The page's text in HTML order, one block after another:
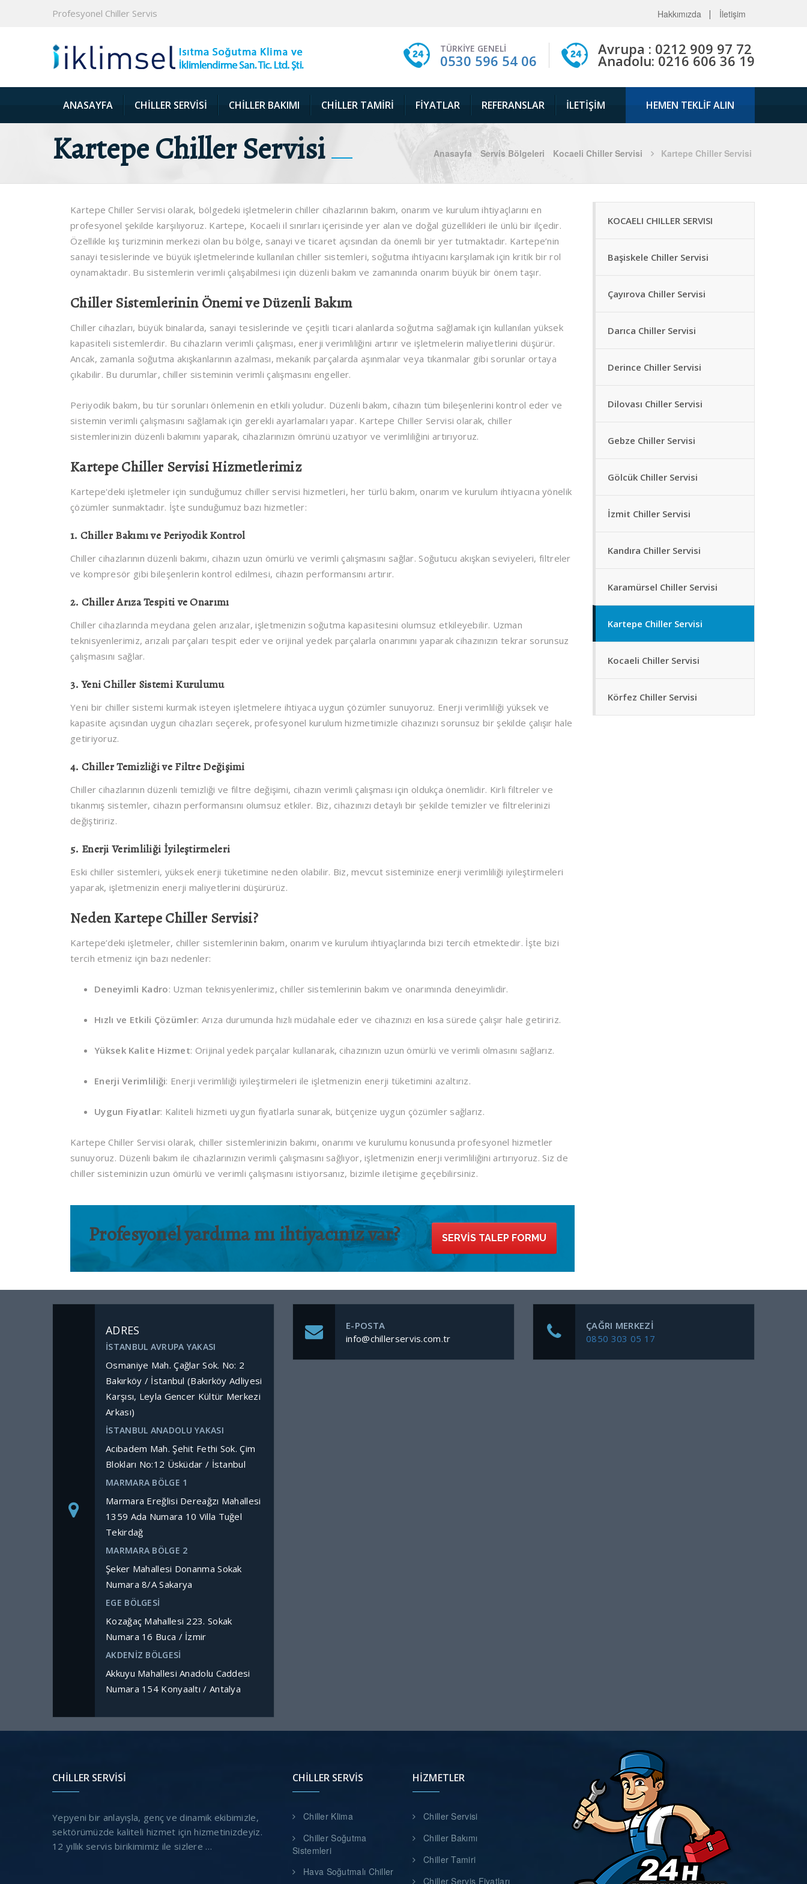
Profesyonel Chiller Servis Hakkımızda İletişim
TÜRKIYE GENELI
0530 596 54 06
Avrupa : 0212 909 97 72
Anadolu: 0216 606 36 19
ANASAYFA CHILLER SERVISI CHILLER BAKIMI CHILLER TAMIRI FIYATLAR REFERANSLAR İLETIŞIM HEMEN TEKLİF ALIN
Kartepe Chiller Servisi Anasayfa Servis Bölgeleri Kocaeli Chiller Servisi Kartepe Chiller Servisi
Kartepe Chiller Servisi olarak, bölgedeki işletmelerin chiller cihazlarının bakım, onarım ve kurulum ihtiyaçlarını en
profesyonel şekilde karşılıyoruz. Kartepe, Kocaeli il sınırları içerisinde yer alan ve doğal güzellikleri ile ünlü bir ilçedir.
Özellikle kış turizminin merkezi olan bu bölge, sanayi ve ticaret açısından da önemli bir yer tutmaktadır. Kartepe’nin
sanayi tesislerinde ve büyük işletmelerinde kullanılan chiller sistemleri, soğutma ihtiyacını karşılamak için kritik bir rol
oynamaktadır. Bu sistemlerin verimli çalışabilmesi için düzenli bakım ve zamanında onarım büyük bir önem taşır.
Chiller Sistemlerinin Önemi ve Düzenli Bakım
Chiller cihazları, büyük binalarda, sanayi tesislerinde ve çeşitli ticari alanlarda soğutma sağlamak için kullanılan yüksek
kapasiteli sistemlerdir. Bu cihazların verimli çalışması, enerji verimliliğini artırır ve işletmelerin maliyetlerini düşürür.
Ancak, zamanla soğutma akışkanlarının azalması, mekanik parçalarda aşınmalar veya tıkanmalar gibi sorunlar ortaya
çıkabilir. Bu durumlar, chiller sisteminin verimli çalışmasını engeller.
Periyodik bakım, bu tür sorunları önlemenin en etkili yoludur. Düzenli bakım, cihazın tüm bileşenlerini kontrol eder ve
sistemin verimli çalışmasını sağlamak için gerekli ayarlamaları yapar. Kartepe Chiller Servisi olarak, chiller
sistemlerinizin düzenli bakımını yaparak, cihazlarınızın ömrünü uzatıyor ve verimliliğini artırıyoruz.
Kartepe Chiller Servisi Hizmetlerimiz
Kartepe'deki işletmeler için sunduğumuz chiller servisi hizmetleri, her türlü bakım, onarım ve kurulum ihtiyacına yönelik
çözümler sunmaktadır. İşte sunduğumuz bazı hizmetler:
1. Chiller Bakımı ve Periyodik Kontrol
Chiller cihazlarının düzenli bakımı, cihazın uzun ömürlü ve verimli çalışmasını sağlar. Soğutucu akışkan seviyeleri, filtreler
ve kompresör gibi bileşenlerin kontrol edilmesi, cihazın performansını artırır.
2. Chiller Arıza Tespiti ve Onarımı
Chiller cihazlarında meydana gelen arızalar, işletmenizin soğutma kapasitesini olumsuz etkileyebilir. Uzman
teknisyenlerimiz, arızalı parçaları tespit eder ve orijinal yedek parçalarla onarımını yaparak cihazınızın tekrar sorunsuz
çalışmasını sağlar.
3.Yeni Chiller Sistemi Kurulumu
Yeni bir chiller sistemi kurmak isteyen işletmelere ihtiyaca uygun çözümler sunuyoruz. Enerji verimliliği yüksek ve
kapasite açısından uygun cihazları seçerek, profesyonel kurulum hizmetimizle cihazınızı sorunsuz bir şekilde çalışır hale
getiriyoruz.
4. Chiller Temizliği ve Filtre Değişimi
Chiller cihazlarının düzenli temizliği ve filtre değişimi, cihazın verimli çalışması için oldukça önemlidir. Kirli filtreler ve
tıkanmış sistemler, cihazın performansını olumsuz etkiler. Biz, cihazınızı detaylı bir şekilde temizler ve filtrelerinizi
değiştiririz.
5. Enerji Verimliliği İyileştirmeleri
Eski chiller sistemleri, yüksek enerji tüketimine neden olabilir. Biz, mevcut sisteminize enerji verimliliği iyileştirmeleri
yaparak, işletmenizin enerji maliyetlerini düşürürüz.
Neden Kartepe Chiller Servisi?
Kartepe’deki işletmeler, chiller sistemlerinin bakım, onarım ve kurulum ihtiyaçlarında bizi tercih etmektedir. İşte bizi
tercih etmeniz için bazı nedenler:
Deneyimli Kadro: Uzman teknisyenlerimiz, chiller sistemlerinin bakım ve onarımında deneyimlidir.
Hızlı ve Etkili Çözümler: Arıza durumunda hızlı müdahale eder ve cihazınızı en kısa sürede çalışır hale getiririz.
Yüksek Kalite Hizmet: Orijinal yedek parçalar kullanarak, cihazınızın uzun ömürlü ve verimli olmasını sağlarız.
Enerji Verimliliği: Enerji verimliliği iyileştirmeleri ile işletmenizin enerji tüketimini azaltırız.
Uygun Fiyatlar: Kaliteli hizmeti uygun fiyatlarla sunarak, bütçenize uygun çözümler sağlarız.
Kartepe Chiller Servisi olarak, chiller sistemlerinizin bakımı, onarımı ve kurulumu konusunda profesyonel hizmetler
sunuyoruz. Düzenli bakım ile cihazlarınızın verimli çalışmasını sağlıyor, işletmenizin enerji verimliliğini artırıyoruz. Siz de
chiller sisteminizin uzun ömürlü ve verimli çalışmasını istiyorsanız, bizimle iletişime geçebilirsiniz.
Profesyonel yardıma mı ihtiyacınız var? SERVIS TALEP FORMU
KOCAELI CHILLER SERVISI
Başiskele Chiller Servisi
Çayırova Chiller Servisi
Darıca Chiller Servisi
Derince Chiller Servisi
Dilovası Chiller Servisi
Gebze Chiller Servisi
Gölcük Chiller Servisi
İzmit Chiller Servisi
Kandıra Chiller Servisi
Karamürsel Chiller Servisi
Kartepe Chiller Servisi
Kocaeli Chiller Servisi
Körfez Chiller Servisi
ADRES
İSTANBUL AVRUPA YAKASI
Osmaniye Mah. Çağlar Sok. No: 2
Bakırköy / İstanbul (Bakırköy Adliyesi
Karşısı, Leyla Gencer Kültür Merkezi
Arkası)
İSTANBUL ANADOLU YAKASI
Acıbadem Mah. Şehit Fethi Sok. Çim
Blokları No:12 Üsküdar / İstanbul
MARMARA BÖLGE 1
Marmara Ereğlisi Dereağzı Mahallesi
1359 Ada Numara 10 Villa Tuğel
Tekirdağ
MARMARA BÖLGE 2
Şeker Mahallesi Donanma Sokak
Numara 8/A Sakarya
EGE BÖLGESİ
Kozağaç Mahallesi 223. Sokak
Numara 16 Buca / İzmir
AKDENİZ BÖLGESİ
Akkuyu Mahallesi Anadolu Caddesi
Numara 154 Konyaaltı / Antalya
E-POSTA
info@chillerservis.com.tr
ÇAĞRI MERKEZI
0850 303 05 17
CHILLER SERVISI
Yepyeni bir anlayışla, genç ve dinamik ekibimizle,
sektörümüzde kaliteli hizmet için hizmetinizdeyiz.
12 yıllık servis birikimimiz ile sizlere …
CHILLER SERVIS
Chiller Klima
Chiller Soğutma
Sistemleri
Hava Soğutmalı Chiller
HIZMETLER
Chiller Servisi
Chiller Bakımı
Chiller Tamiri
Chiller Servis Fiyatları